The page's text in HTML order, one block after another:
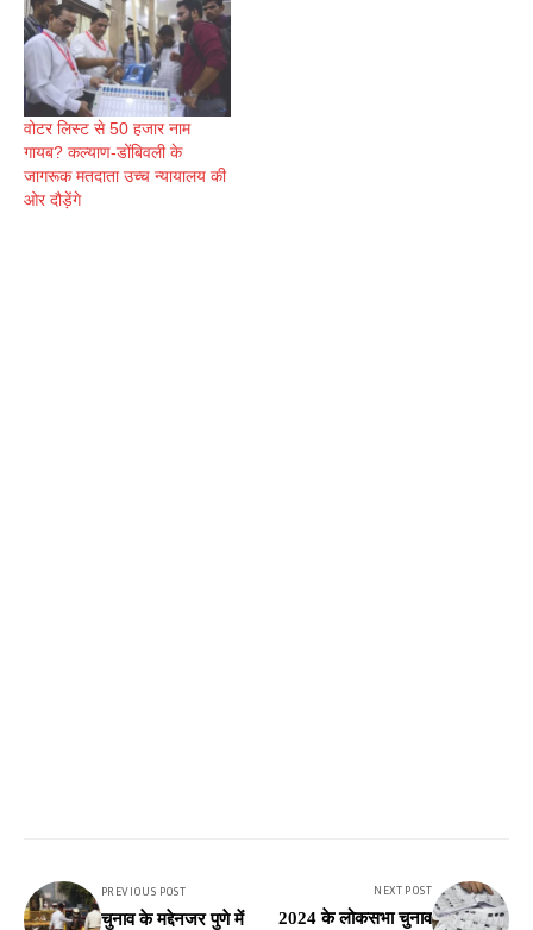
वोटर लिस्ट से 50 हजार नाम
गायब? कल्याण-डोंबिवली के
जागरूक मतदाता उच्च न्यायालय की
ओर दौड़ेंगे
PREVIOUS POST
चुनाव के मद्देनजर पुणे में
NEXT POST
2024 के लोकसभा चुनाव